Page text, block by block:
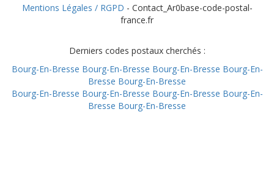
Mentions Légales / RGPD - Contact_Ar0base-code-postal-
france.fr
Derniers codes postaux cherchés :
Bourg-En-Bresse Bourg-En-Bresse Bourg-En-Bresse Bourg-En-
Bresse Bourg-En-Bresse
Bourg-En-Bresse Bourg-En-Bresse Bourg-En-Bresse Bourg-En-
Bresse Bourg-En-Bresse